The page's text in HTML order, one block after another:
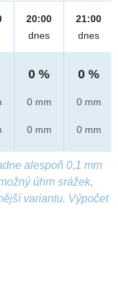
20:00
dnes
0 %
0 mm
0 mm
21:00
dnes
0 %
0 mm
0 mm
alespoň 0,1 mm
úhrn srážek,
variantu. Výpočet